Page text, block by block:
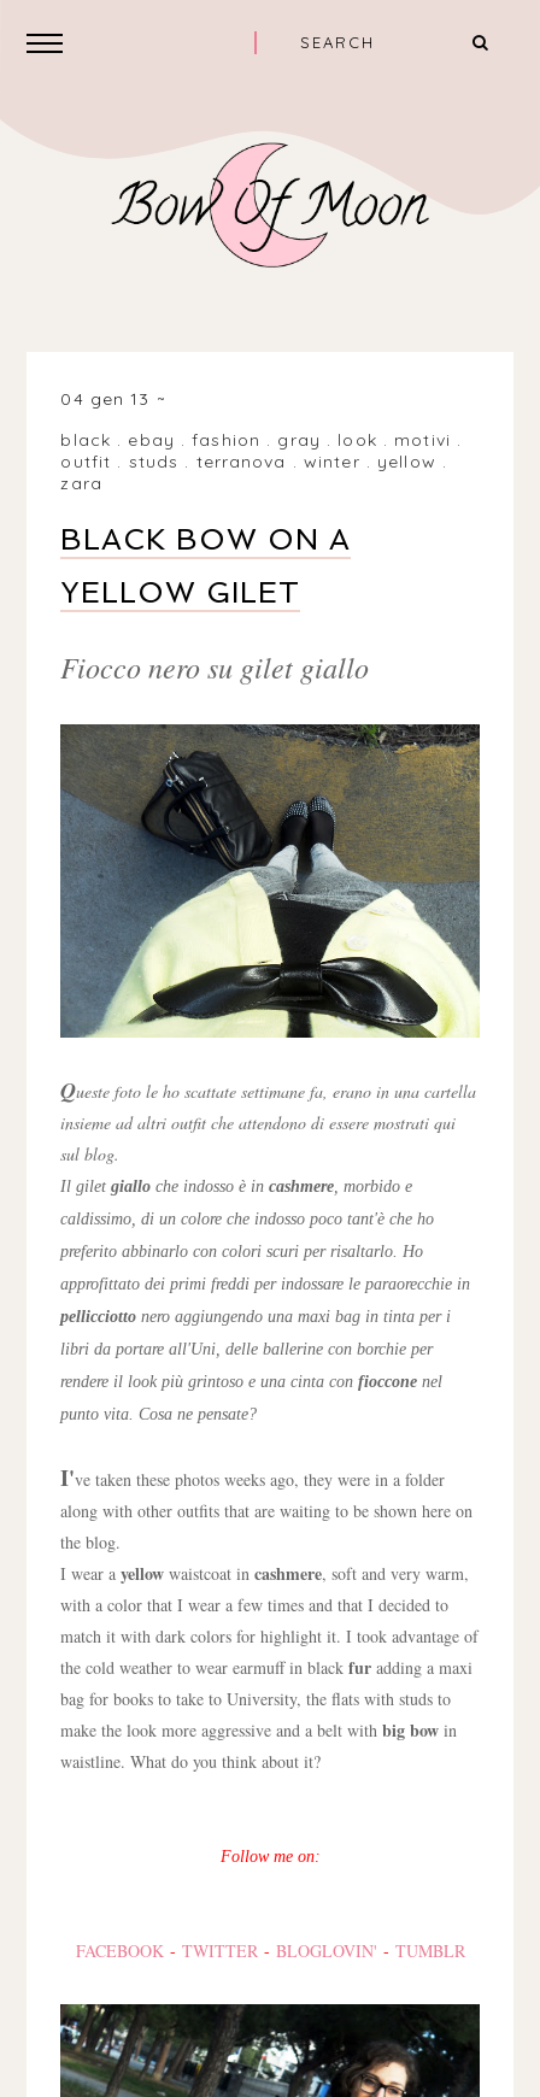
04 gen 13
black . ebay .fashion . gray . look . motivi .
outfit . studs . terranova . winter . yellow .
zara
BLACK BOW ON A
YELLOW GILET
Fiocco nero su gilet giallo
Queste foto le ho scattate settimane fa, erano in una cartella
insieme ad altri outfit che attendono di essere mostrati qui
sul blog.
Il giletgialloche indosso è incashmere, morbido e
caldissimo, di un colore che indosso poco tant'è che ho
preferito abbinarlo con colori scuri per risaltarlo. Ho
approfittato dei primi freddi per indossare le paraorecchie in
pellicciottonero aggiungendo una maxi bag in tinta per i
libri da portare all'Uni, delle ballerine con borchie per
rendere il look più grintoso e una cinta confiocconenel
punto vita. Cosa ne pensate?
I've taken these photos weeks ago, they were in a folder
along with other outfits that are waiting to be shown here on
the blog.
I wear ayellowwaistcoat incashmere, soft and very warm,
with a color that I wear a few times and that I decided to
match it with dark colors for highlight it. I took advantage of
the cold weather to wear earmuff in blackfuradding a maxi
bag for books to take to University, the flats with studs to
make the look more aggressive and a belt withbig bow in
waistline. What do you think about it?
Follow me on:
FACEBOOK- TWITTER- BLOGLOVIN' - TUMBLR